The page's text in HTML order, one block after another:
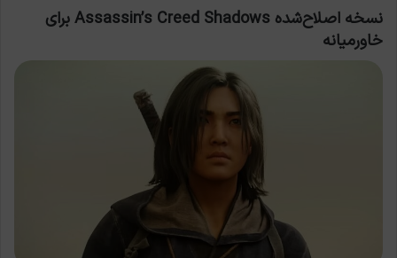
نسخه اصلاح‌شده Assassin’s Creed Shadows برای
خاورمیانه